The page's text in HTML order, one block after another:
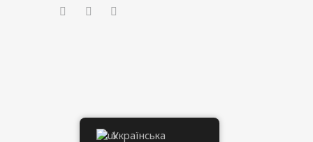
Українська